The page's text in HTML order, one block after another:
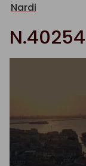
Nardi